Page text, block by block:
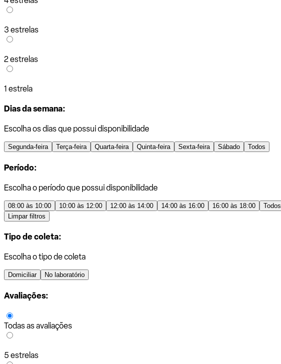
3 estrelas
2 estrelas
1 estrela
Dias da semana:
Escolha os dias que possui disponibilidade
Segunda-feira Terça-feira Quarta-feira Quinta-feira Sexta-feira Sábado Todos
Período:
Escolha o período que possui disponibilidade
08:00 às 10:00 10:00 às 12:00 12:00 às 14:00 14:00 às 16:00 16:00 às 18:00
Todos
Limpar filtros
Tipo de coleta:
Escolha o tipo de coleta
Domiciliar No laboratório
Avaliações:
Todas as avaliações
5 estrelas